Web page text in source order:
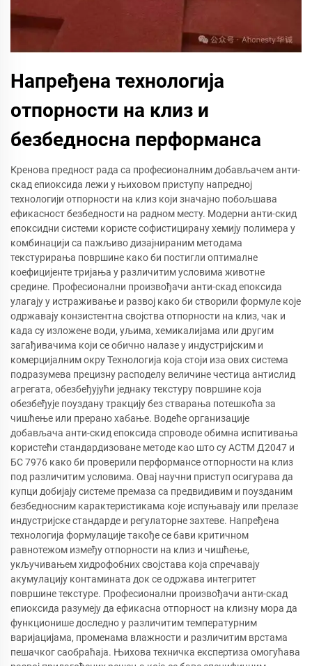
Напређена технологија
отпорности на клиз и
безбедносна перформанса
Кренова предност рада са професионалним добављачем анти-
скад епиоксида лежи у њиховом приступу напредној
технологији отпорности на клиз који значајно побољшава
ефикасност безбедности на радном месту. Модерни анти-скид
епоксидни системи користе софистицирану хемију полимера у
комбинацији са пажљиво дизајнираним методама
текстурирања површине како би постигли оптималне
коефицијенте тријања у различитим условима животне
средине. Професионални произвођачи анти-скад епоксида
улагају у истраживање и развој како би створили формуле које
одржавају конзистентна својства отпорности на клиз, чак и
када су изложене води, уљима, хемикалијама или другим
загађивачима који се обично налазе у индустријским и
комерцијалним окру Технологија која стоји иза ових система
подразумева прецизну расподелу величине честица антислид
агрегата, обезбеђујући једнаку текстуру површине која
обезбеђује поуздану тракцију без стварања потешкоћа за
чишћење или прерано хабање. Водеће организације
добављача анти-скид епоксида спроводе обимна испитивања
користећи стандардизоване методе као што су АСТМ Д2047 и
БС 7976 како би проверили перформансе отпорности на клиз
под различитим условима. Овај научни приступ осигурава да
купци добијају системе премаза са предвидивим и поузданим
безбедносним карактеристикама које испуњавају или прелазе
индустријске стандарде и регулаторне захтеве. Напређена
технологија формулације такође се бави критичном
равнотежом између отпорности на клиз и чишћење,
укључивањем хидрофобних својстава која спречавају
акумулацију контамината док се одржава интегритет
површине текстуре. Професионални произвођачи анти-скад
епиоксида разумеју да ефикасна отпорност на клизну мора да
функционише доследно у различитим температурним
варијацијама, променама влажности и различитим врстама
пешачког саобраћаја. Њихова техничка експертиза омогућава